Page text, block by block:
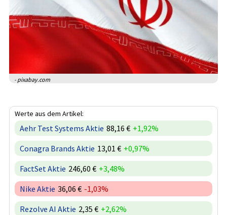
- pixabay.com
Werte aus dem Artikel:
Aehr Test Systems Aktie 88,16 € +1,92%
Conagra Brands Aktie 13,01 € +0,97%
FactSet Aktie 246,60 € +3,48%
Nike Aktie 36,06 € -1,03%
Rezolve AI Aktie 2,35 € +2,62%